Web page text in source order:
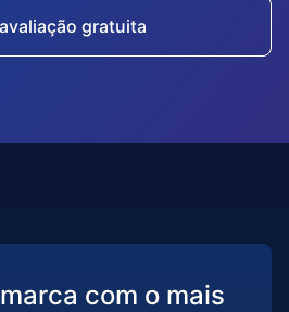
gratuita
com o mais